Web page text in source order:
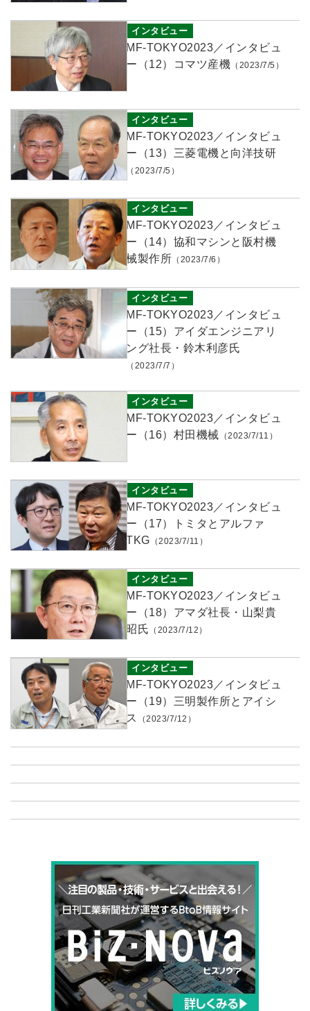
インタビュー
MF-TOKYO2023／インタビュ
ー（12）コマツ産機 （2023/7/5）
インタビュー
MF-TOKYO2023／インタビュ
ー（13） 三菱電機と向洋技研
（2023/7/5）
インタビュー
MF-TOKYO2023／インタビュ
ー（14）協和マシンと阪村機
械製作所 （2023/7/6）
インタビュー
MF-TOKYO2023／インタビュ
ー（15）アイダエンジニアリ
ング社長・鈴木利彦氏
（2023/7/7）
インタビュー
MF-TOKYO2023／インタビュ
ー（16）村田機械 （2023/7/11）
インタビュー
MF-TOKYO2023／インタビュ
ー（17）トミタとアルファ
TKG （2023/7/11）
インタビュー
MF-TOKYO2023／インタビュ
ー（18）アマダ社長・山梨貴
昭氏 （2023/7/12）
インタビュー
MF-TOKYO2023／インタビュ
ー（19）三明製作所とアイシ
ス
（2023/7/12）